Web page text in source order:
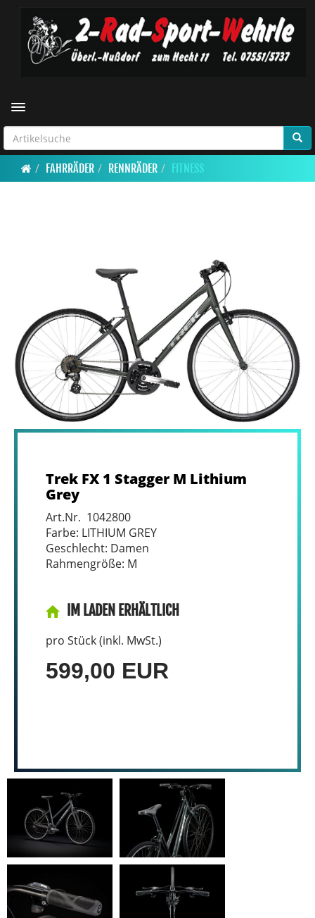
Toggle navigation
FAHRRÄDER RENNRÄDER FITNESS
Trek FX 1 Stagger M Lithium
Grey
Art.Nr. 1042800
Farbe: LITHIUM GREY
Geschlecht: Damen
Rahmengröße: M
IM LADEN ERHÄLTLICH
pro Stück (inkl. MwSt.)
599,00 EUR